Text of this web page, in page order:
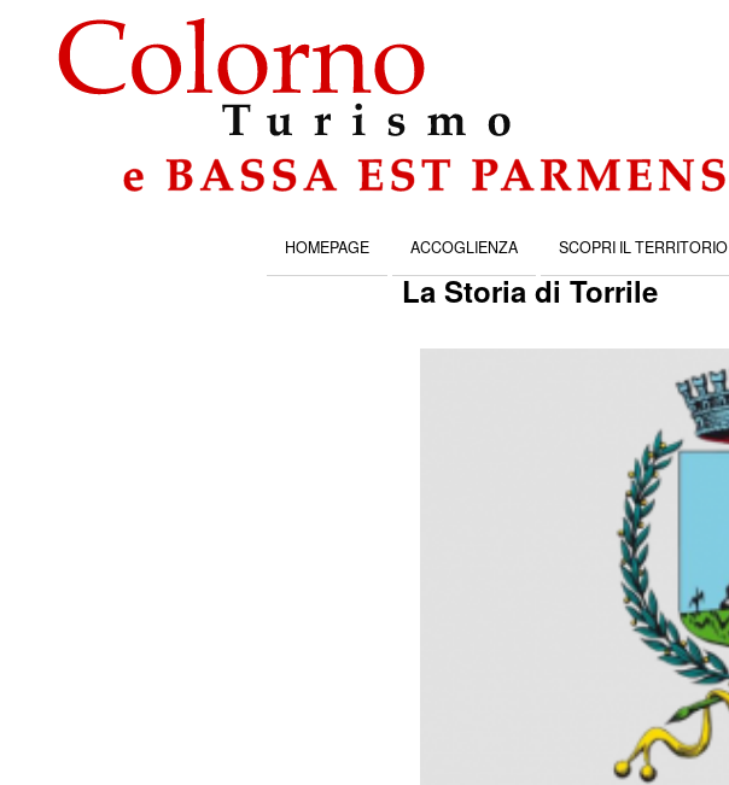
HOMEPAGE ACCOGLIENZA SCOPRI IL TERRITORIO
La Storia di Torrile